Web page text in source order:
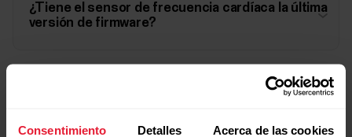
Consentimiento Detalles Acerca de las cookies
¿Tiene el sensor de frecuencia cardíaca la última
versión de firmware?